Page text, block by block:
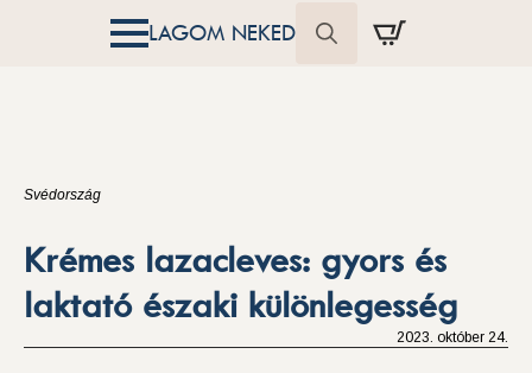
LAGOM NEKED
Svédország
Krémes lazacleves: gyors és
laktató északi különlegesség
2023. október 24.